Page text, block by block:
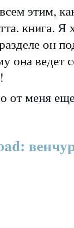
этим,
книга. Я
он
она ведет
от меня